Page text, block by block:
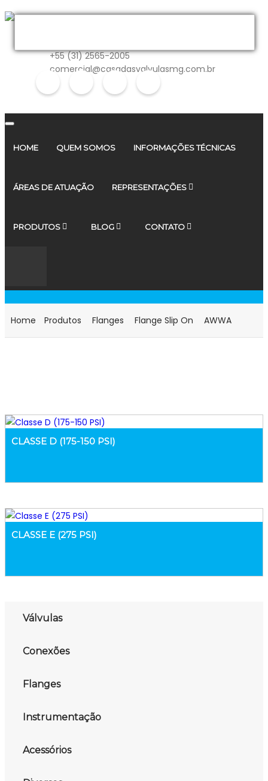
+55 (31) 2565-2005
comercial@casadasvalvulasmg.com.br
HOME QUEM SOMOS INFORMAÇÕES TÉCNICAS
ÁREAS DE ATUAÇÃO REPRESENTAÇÕES
PRODUTOS BLOG CONTATO
Home Produtos Flanges Flange Slip On AWWA
CLASSE D (175-150 PSI)
CLASSE E (275 PSI)
Válvulas
Conexões
Flanges
Instrumentação
Acessórios